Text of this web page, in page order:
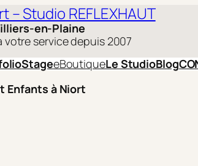
– Studio REFLEXHAUT
en-Plaine
votre service depuis 2007
StageeBoutiqueLe StudioBlog
Enfants à Niort